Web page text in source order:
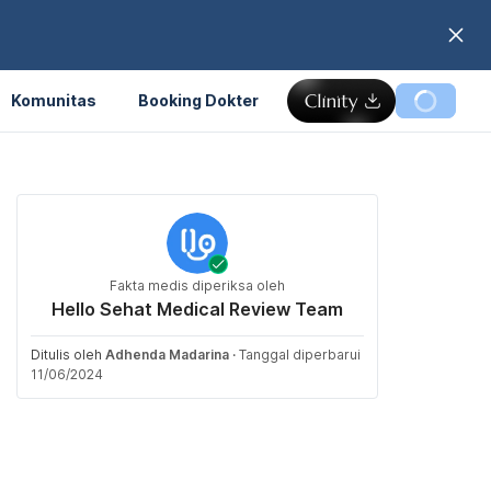
Komunitas Booking Dokter
Fakta medis diperiksa oleh
Hello Sehat Medical Review Team
Ditulis oleh Adhenda Madarina · Tanggal diperbarui
11/06/2024